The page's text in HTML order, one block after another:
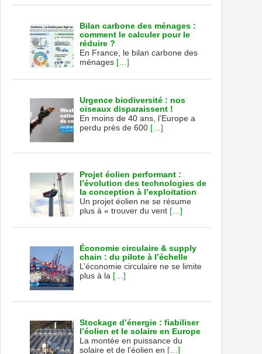
Bilan carbone des ménages :
comment le calculer pour le
réduire ?
En France, le bilan carbone des
ménages […]
Urgence biodiversité : nos
oiseaux disparaissent !
En moins de 40 ans, l’Europe a
perdu près de 600 […]
Projet éolien performant :
l’évolution des technologies de
la conception à l’exploitation
Un projet éolien ne se résume
plus à « trouver du vent […]
Économie circulaire & supply
chain : du pilote à l’échelle
L’économie circulaire ne se limite
plus à la […]
Stockage d’énergie : fiabiliser
l’éolien et le solaire en Europe
La montée en puissance du
solaire et de l’éolien en […]